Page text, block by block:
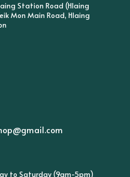
Station Road (Hlaing
Mon Main Road, Hlaing
to Saturday (9am-5pm)